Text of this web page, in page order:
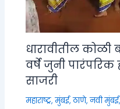
धारावीतील कोळी
वर्षे जुनी पारंपरिक
साजरी
महाराष्ट्र,मुंबई, ठाणे, नवी मुंबई